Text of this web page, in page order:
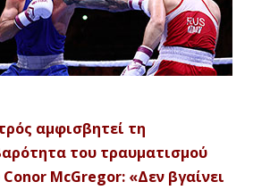
αμφισβητεί τη
του τραυματισμού
McGregor: «Δεν βγαίνει